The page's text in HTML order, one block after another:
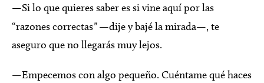
—Si lo que quieres saber es si vine aquí por las
“razones correctas”—dije y bajé la mirada—, te
aseguro que no llegarás muy lejos.
—Empecemos con algo pequeño. Cuéntame qué haces